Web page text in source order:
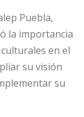
Puebla,
la importancia
en el
su visión
su